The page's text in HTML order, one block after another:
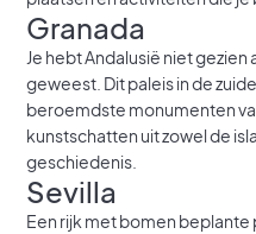
Granada
Je hebt Andalusië niet gezien
geweest. Dit paleis in de
beroemdste monumenten
kunstschatten uit zowel de
geschiedenis.
Sevilla
Een rijk met bomen